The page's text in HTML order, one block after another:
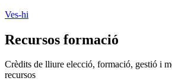
Ves-hi
Recursos formació
Crèdits de lliure elecció, formació, gestió i
recursos